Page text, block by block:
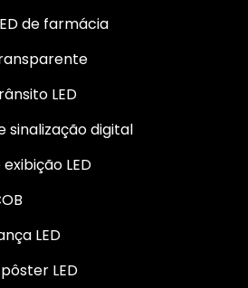
de farmácia
LED
sinalização digital
LED
LED
LED